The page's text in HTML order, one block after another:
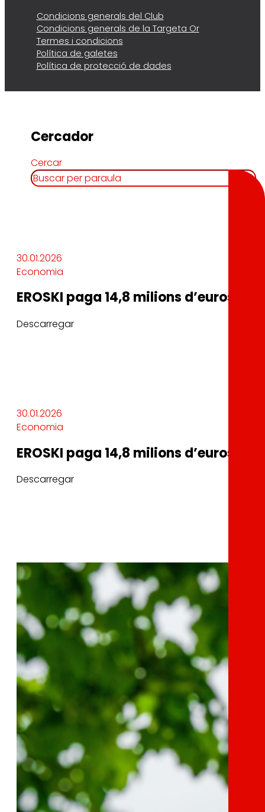
Condicions generals del Club
Condicions generals de la Targeta Or
Termes i condicions
Política de galetes
Política de protecció de dades
Cercador
Cercar
30.01.2026
Economia
EROSKI paga 14,8 milions d’euros
Descarregar
30.01.2026
Economia
EROSKI paga 14,8 milions d’euros
Descarregar